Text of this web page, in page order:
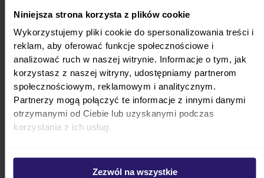
Niniejsza strona korzysta z plików cookie
Wykorzystujemy pliki cookie do spersonalizowania treści i
reklam, aby oferować funkcje społecznościowe i
analizować ruch w naszej witrynie. Informacje o tym, jak
korzystasz z naszej witryny, udostępniamy partnerom
społecznościowym, reklamowym i analitycznym.
Partnerzy mogą połączyć te informacje z innymi danymi
otrzymanymi od Ciebie lub uzyskanymi podczas
korzystania z ich usług.
Zezwól na wszystkie
Wiedza, w którym tygodniu ciąży czuć ruchy
dziecka pomaga także kontrolować stan
zdrowia bobasa i jego prawidłowy rozwój. Od
ok. 30. tygodnia ciąży wiele kobiet prowadzi
specjalną kartę ruchów płodu i stosuje
metodę Cardiff, praktykowaną w ciążach
niskiego ryzyka. To domowa metoda liczenia
ruchów dziecka w godzinach od 9 do 21. Za
ciągu 12 godzin.Liczenie można prowadzić